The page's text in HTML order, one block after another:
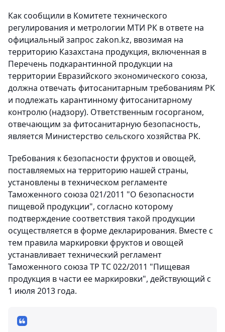
Как сообщили в Комитете технического
регулирования и метрологии МТИ РК в ответе на
официальный запрос zakon.kz, ввозимая на
территорию Казахстана продукция, включенная в
Перечень подкарантинной продукции на
территории Евразийского экономического союза,
должна отвечать фитосанитарным требованиям РК
и подлежать карантинному фитосанитарному
контролю (надзору). Ответственным госорганом,
отвечающим за фитосанитарную безопасность,
является Министерство сельского хозяйства РК.
Требования к безопасности фруктов и овощей,
поставляемых на территорию нашей страны,
установлены в техническом регламенте
Таможенного союза 021/2011 "О безопасности
пищевой продукции", согласно которому
подтверждение соответствия такой продукции
осуществляется в форме декларирования. Вместе с
тем правила маркировки фруктов и овощей
устанавливает технический регламент
Таможенного союза ТР ТС 022/2011 "Пищевая
продукция в части ее маркировки", действующий с
1 июля 2013 года.